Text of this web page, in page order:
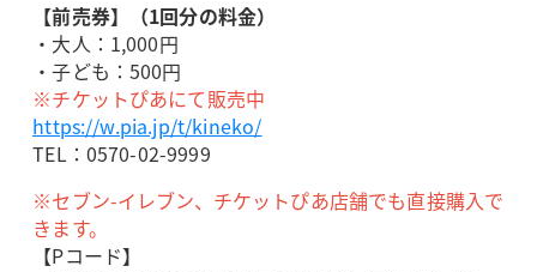
【前売券】（1回分の料金）
・大人：1,000円
・子ども：500円
※チケットぴあにて販売中
https://w.pia.jp/t/kineko/
TEL：0570-02-9999
※セブン-イレブン、チケットぴあ店舗でも直接購入で
きます。
【Pコード】